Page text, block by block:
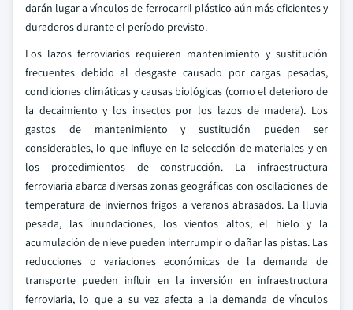
darán lugar a vínculos de ferrocarril plástico aún más eficientes y
duraderos durante el período previsto.
Los lazos ferroviarios requieren mantenimiento y sustitución
frecuentes debido al desgaste causado por cargas pesadas,
condiciones climáticas y causas biológicas (como el deterioro de
la decaimiento y los insectos por los lazos de madera). Los
gastos de mantenimiento y sustitución pueden ser
considerables, lo que influye en la selección de materiales y en
los procedimientos de construcción. La infraestructura
ferroviaria abarca diversas zonas geográficas con oscilaciones de
temperatura de inviernos frigos a veranos abrasados. La lluvia
pesada, las inundaciones, los vientos altos, el hielo y la
acumulación de nieve pueden interrumpir o dañar las pistas. Las
reducciones o variaciones económicas de la demanda de
transporte pueden influir en la inversión en infraestructura
ferroviaria, lo que a su vez afecta a la demanda de vínculos